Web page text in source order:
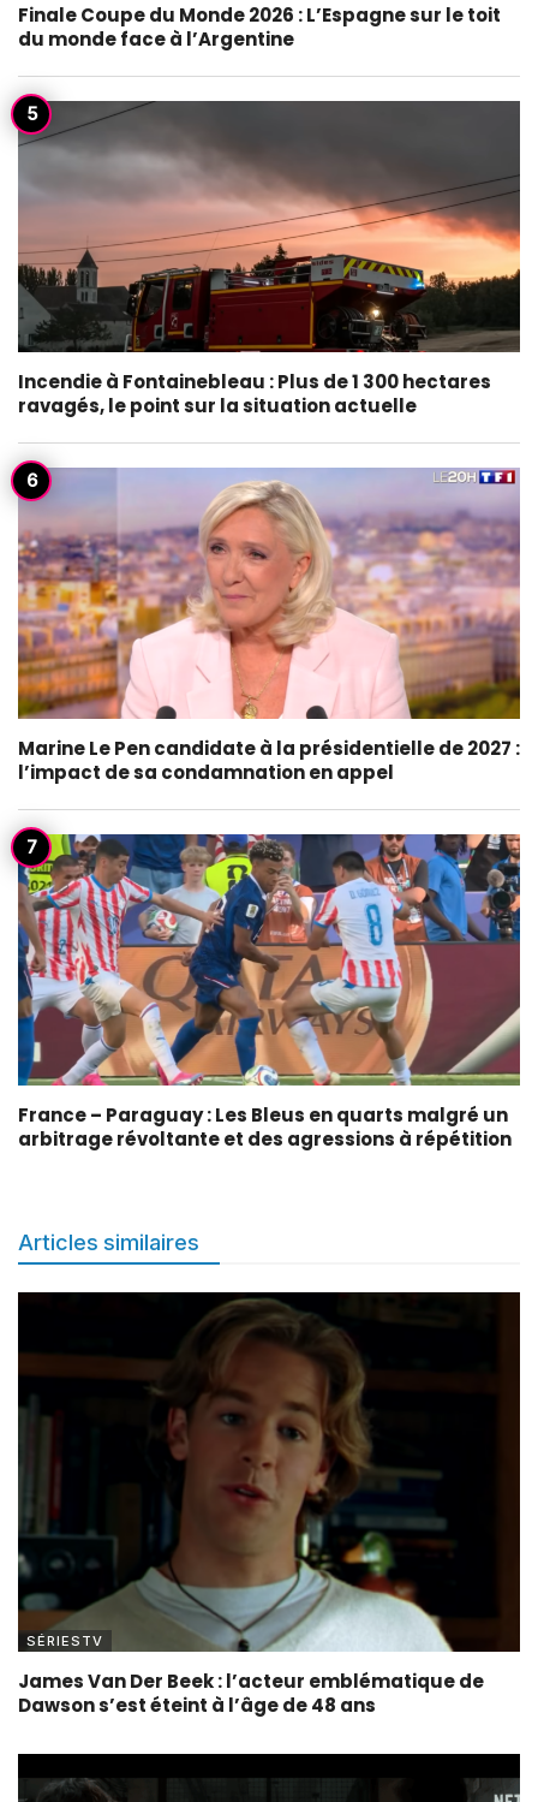
Finale Coupe du Monde 2026 : L’Espagne sur le toit
du monde face à l’Argentine
Incendie à Fontainebleau : Plus de 1 300 hectares
ravagés, le point sur la situation actuelle
Marine Le Pen candidate à la présidentielle de 2027 :
l’impact de sa condamnation en appel
France – Paraguay : Les Bleus en quarts malgré un
arbitrage révoltante et des agressions à répétition
Articles similaires
SÉRIESTV
James Van Der Beek : l’acteur emblématique de
Dawson s’est éteint à l’âge de 48 ans